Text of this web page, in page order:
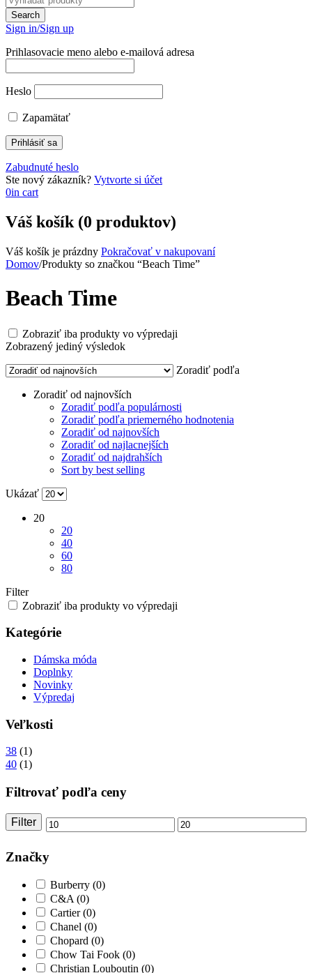
Sign in/Sign up
Prihlasovacie meno alebo e-mailová adresa
Heslo
Zapamätať
Zabudnuté heslo
Ste nový zákazník? Vytvorte si účet
0in cart
Váš košík (0 produktov)
Váš košík je prázdny Pokračovať v nakupovaní
Domov/Produkty so značkou “Beach Time”
Beach Time
Zobraziť iba produkty vo výpredaji
Zobrazený jediný výsledok
Zoradiť podľa
Zoradiť od najnovších
Zoradiť podľa populárnosti
Zoradiť podľa priemerného hodnotenia
Zoradiť od najnovších
Zoradiť od najlacnejších
Zoradiť od najdrahších
Sort by best selling
Ukázať
20
20
40
60
80
Filter
Zobraziť iba produkty vo výpredaji
Kategórie
Dámska móda
Doplnky
Novinky
Výpredaj
Veľkosti
38 (1)
40 (1)
Filtrovať podľa ceny
Minimálna Maximálna
Filter
Značky
Burberry (0)
C&A (0)
Cartier(0)
Chanel (0)
Chopard (0)
Chow Tai Fook (0)
Christian Louboutin (0)